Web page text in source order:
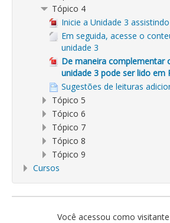
Tópico 4
Inicie a Unidade 3
Em seguida, acesse o
unidade 3
De maneira complementar
unidade 3 pode ser lido em
Sugestões de leituras
Tópico 5
Tópico 6
Tópico 7
Tópico 8
Tópico 9
Cursos
Você acessou como